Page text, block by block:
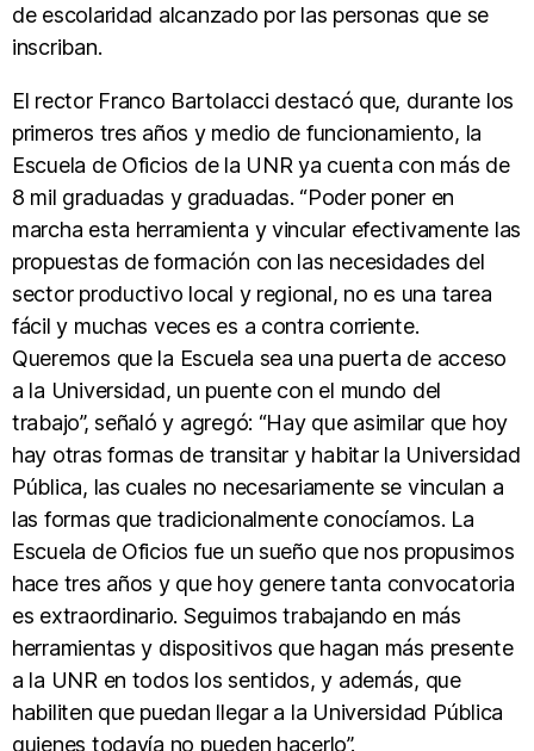
de escolaridad alcanzado por las personas que se
inscriban.
El rector Franco Bartolacci destacó que, durante los
primeros tres años y medio de funcionamiento, la
Escuela de Oficios de la UNR ya cuenta con más de
8 mil graduadas y graduadas. “Poder poner en
marcha esta herramienta y vincular efectivamente las
propuestas de formación con las necesidades del
sector productivo local y regional, no es una tarea
fácil y muchas veces es a contra corriente.
Queremos que la Escuela sea una puerta de acceso
a la Universidad, un puente con el mundo del
trabajo”, señaló y agregó: “Hay que asimilar que hoy
hay otras formas de transitar y habitar la Universidad
Pública, las cuales no necesariamente se vinculan a
las formas que tradicionalmente conocíamos. La
Escuela de Oficios fue un sueño que nos propusimos
hace tres años y que hoy genere tanta convocatoria
es extraordinario. Seguimos trabajando en más
herramientas y dispositivos que hagan más presente
a la UNR en todos los sentidos, y además, que
habiliten que puedan llegar a la Universidad Pública
quienes todavía no pueden hacerlo”.